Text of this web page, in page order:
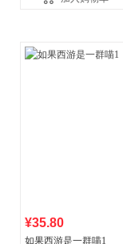
¥35.80
如果西游是一群喵1